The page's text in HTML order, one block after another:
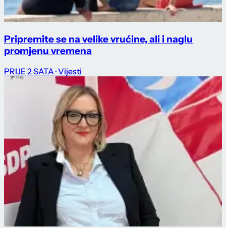
Pripremite se na velike vrućine, ali i naglu
promjenu vremena
PRIJE 2 SATA · Vijesti